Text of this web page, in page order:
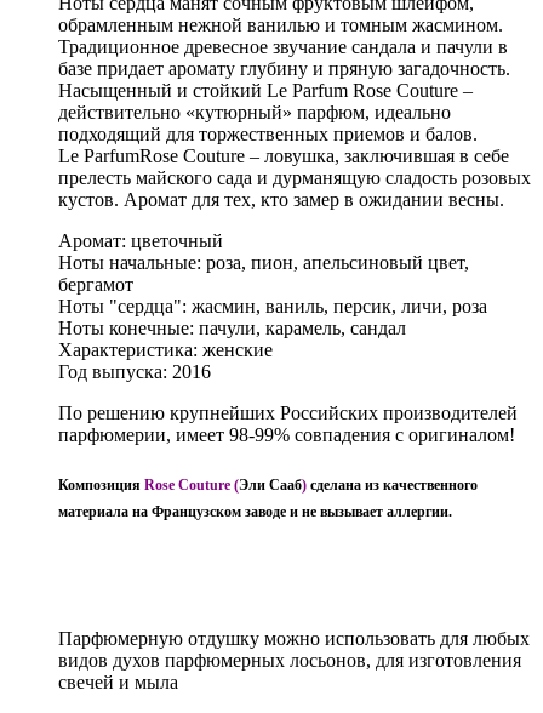
обрамленным нежной ванилью и томным жасмином.
Традиционное древесное звучание сандала и пачули в
базе придает аромату глубину и пряную загадочность.
Насыщенный и стойкий Le Parfum Rose Couture –
действительно «кутюрный» парфюм, идеально
подходящий для торжественных приемов и балов.
Le ParfumRose Couture – ловушка, заключившая в себе
прелесть майского сада и дурманящую сладость розовых
кустов. Аромат для тех, кто замер в ожидании весны.
Аромат: цветочный
Ноты начальные: роза, пион, апельсиновый цвет,
бергамот
Ноты "сердца": жасмин, ваниль, персик, личи, роза
Ноты конечные: пачули, карамель, сандал
Характеристика: женские
Год выпуска: 2016
По решению крупнейших Российских производителей
парфюмерии, имеет 98-99% совпадения с оригиналом!
Композиция Rose Couture (Эли Сааб) сделана из качественного
материала на Французском заводе и не вызывает аллергии.
Парфюмерную отдушку можно использовать для любых
видов духов парфюмерных лосьонов, для изготовления
свечей и мыла